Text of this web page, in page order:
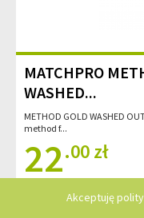
Akceptuję
MATCHPRO
WASHED...
METHOD GOLD WASHED
method f...
22.00 zł